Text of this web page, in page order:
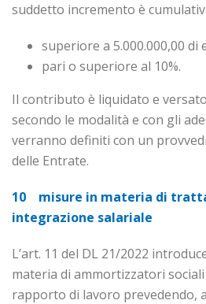
suddetto incremento è
superiore a 5.000.000,00 di
pari o superiore al 10%.
Il contributo è liquidato e
secondo le modalità e con gli
verranno definiti con un
delle Entrate.
10 misure in materia di
integrazione salariale
L’art. 11 del DL 21/2022
materia di ammortizzatori
rapporto di lavoro prevedendo,